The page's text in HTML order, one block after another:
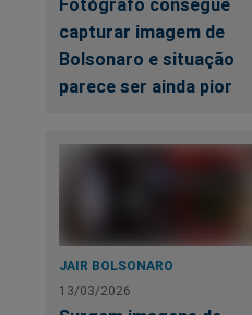
capturar imagem de
Bolsonaro e situação
parece ser ainda pior
JAIR BOLSONARO
13/03/2026